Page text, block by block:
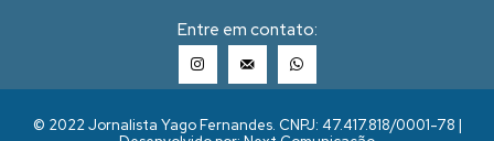
Entre em contato:
© 2022 Jornalista Yago Fernandes. CNPJ: 47.417.818/0001-78 |